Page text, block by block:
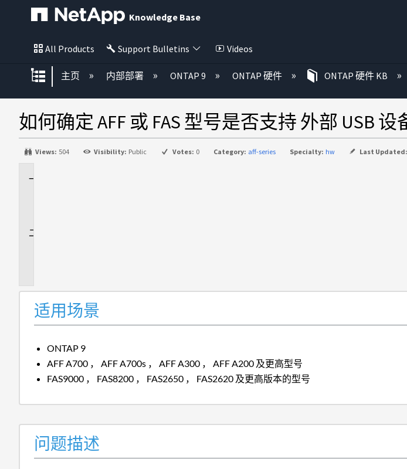
Knowledge Base
All Products Support Bulletins Videos
扩展/隐缩全局层次
主页 内部部署 ONTAP 9 ONTAP 硬件 ONTAP 硬件 KB
如何确定 AFF 或 FAS 型号是否支持 外部 USB 设
Views: 504 Visibility: Public Votes: 0 Category: aff-series Specialty: hw Last Updated:
适用场景
ONTAP 9
AFF A700 ， AFF A700s ， AFF A300 ， AFF A200 及更高型号
FAS9000 ， FAS8200 ， FAS2650 ， FAS2620 及更高版本的型号
问题描述